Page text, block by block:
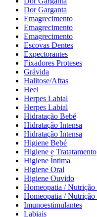
Dor Garganta
Emagrecimento
Emagrecimento
Emagrecimento
Escovas Dentes
Expectorantes
Fixadores Proteses
Grávida
Halitose/Aftas
Heel
Herpes Labial
Herpes Labial
Hidratação Bebé
Hidratação Intensa
Hidratação Intensa
Higiene Bebé
Higiene e Tratatamento
Higiene Íntima
Higiene Oral
Higiene Ouvido
Homeopatia / Nutrição
Homeopatia /
Imunoestimulantes
Labiais